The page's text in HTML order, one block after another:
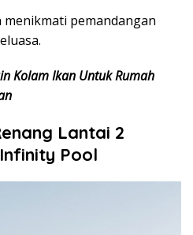
menikmati pemandangan
Kolam Ikan Untuk Rumah
Lantai 2
Pool